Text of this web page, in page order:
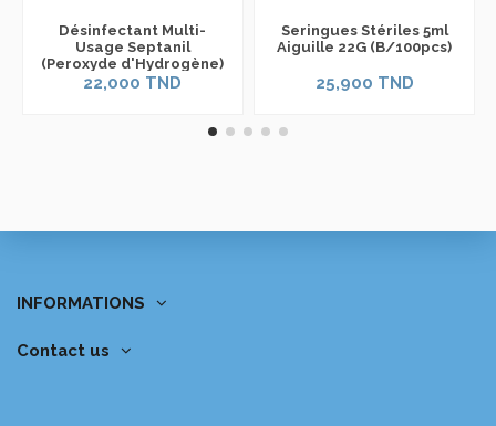
Désinfectant Multi-
Usage Septanil
(Peroxyde d'Hydrogène)
22,000 TND
Seringues Stériles 5ml
Aiguille 22G (B/100pcs)
25,900 TND
INFORMATIONS
Contact us